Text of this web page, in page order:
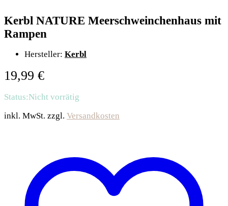
Kerbl NATURE Meerschweinchenhaus mit
Rampen
Hersteller: Kerbl
19,99 €
Status:Nicht vorrätig
inkl. MwSt. zzgl. Versandkosten